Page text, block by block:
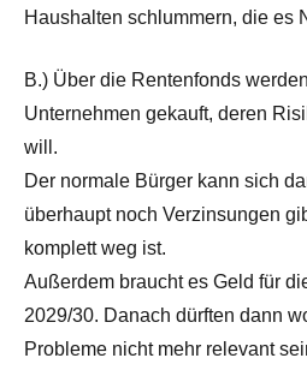
Haushalten schlummern, die es
B.) Über die Rentenfonds
Unternehmen gekauft, deren
will.
Der normale Bürger kann sich
überhaupt noch Verzinsungen
komplett weg ist.
Außerdem braucht es Geld für
2029/30. Danach dürften dann
Probleme nicht mehr relevant